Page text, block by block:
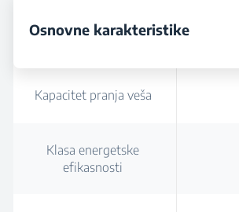
Osnovne karakteristike
Kapacitet pranja veša
Klasa energetske
efikasnosti